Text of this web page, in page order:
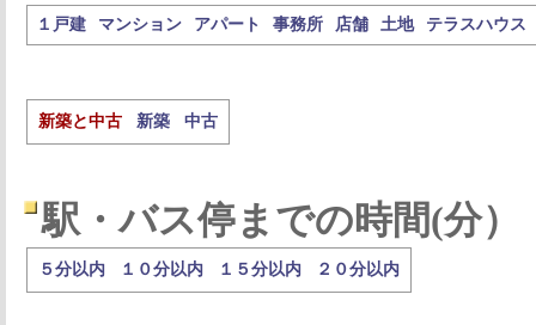
１戸建 マンション アパート 事務所 店舗 土地 テラスハウス
新築と中古 新築 中古
駅・バス停までの時間(分）
５分以内 １０分以内 １５分以内 ２０分以内